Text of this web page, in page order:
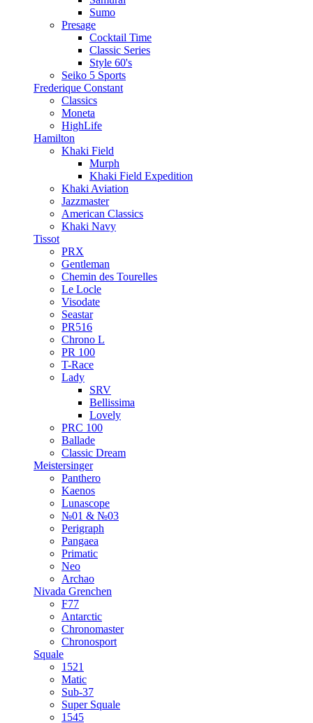
Sumo
Presage
Cocktail Time
Classic Series
Style 60's
Seiko 5 Sports
Frederique Constant
Classics
Moneta
HighLife
Hamilton
Khaki Field
Murph
Khaki Field Expedition
Khaki Aviation
Jazzmaster
American Classics
Khaki Navy
Tissot
PRX
Gentleman
Chemin des Tourelles
Le Locle
Visodate
Seastar
PR516
Chrono L
PR 100
T-Race
Lady
SRV
Bellissima
Lovely
PRC 100
Ballade
Classic Dream
Meistersinger
Panthero
Kaenos
Lunascope
№01 & №03
Perigraph
Pangaea
Primatic
Neo
Archao
Nivada Grenchen
F77
Antarctic
Chronomaster
Chronosport
Squale
1521
Matic
Sub-37
Super Squale
1545